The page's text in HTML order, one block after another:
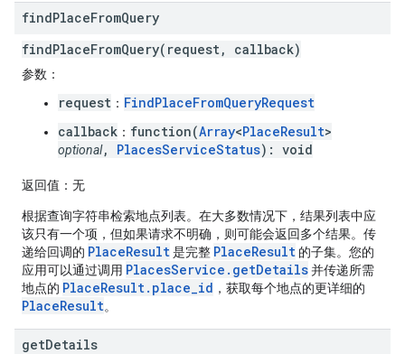
findPlaceFromQuery
findPlaceFromQuery(request, callback)
参数 ：
request ： FindPlaceFromQueryRequest
callback ： function(Array<PlaceResult>
optional, PlacesServiceStatus): void
返回值 ：无
根据查询字符串检索地点列表。在大多数情况下，结果列表中应
该只有一个项，但如果请求不明确，则可能会返回多个结果。传
递给回调的 PlaceResult是完整 PlaceResult 的子集。您的
应用可以通过调用 PlacesService.getDetails并传递所需
地点的 PlaceResult.place_id ，获取每个地点的更详细的
PlaceResult。
getDetails